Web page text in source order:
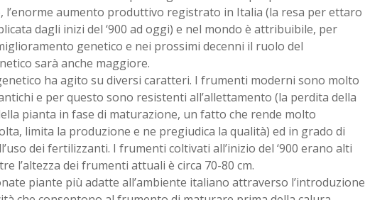
l’enorme aumento produttivo registrato in Italia (la resa per ettaro
dagli inizi del ‘900 ad oggi) e nel mondo è attribuibile, per
genetico e nei prossimi decenni il ruolo del
sarà anche maggiore.
ha agito su diversi caratteri. I frumenti moderni sono molto
e per questo sono resistenti all’allettamento (la perdita della
pianta in fase di maturazione, un fatto che rende molto
limita la produzione e ne pregiudica la qualità) ed in grado di
dei fertilizzanti. I frumenti coltivati all’inizio del ‘900 erano alti
l’altezza dei frumenti attuali è circa 70-80 cm.
piante più adatte all’ambiente italiano attraverso l’introduzione